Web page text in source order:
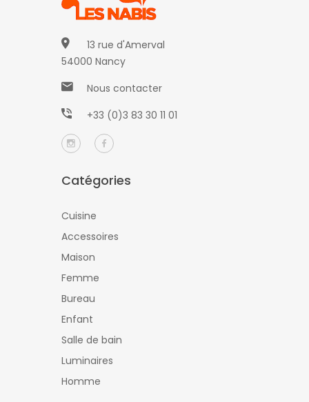
13 rue d'Amerval
54000 Nancy
Nous contacter
+33 (0)3 83 30 11 01
Catégories
Cuisine
Accessoires
Maison
Femme
Bureau
Enfant
Salle de bain
Luminaires
Homme